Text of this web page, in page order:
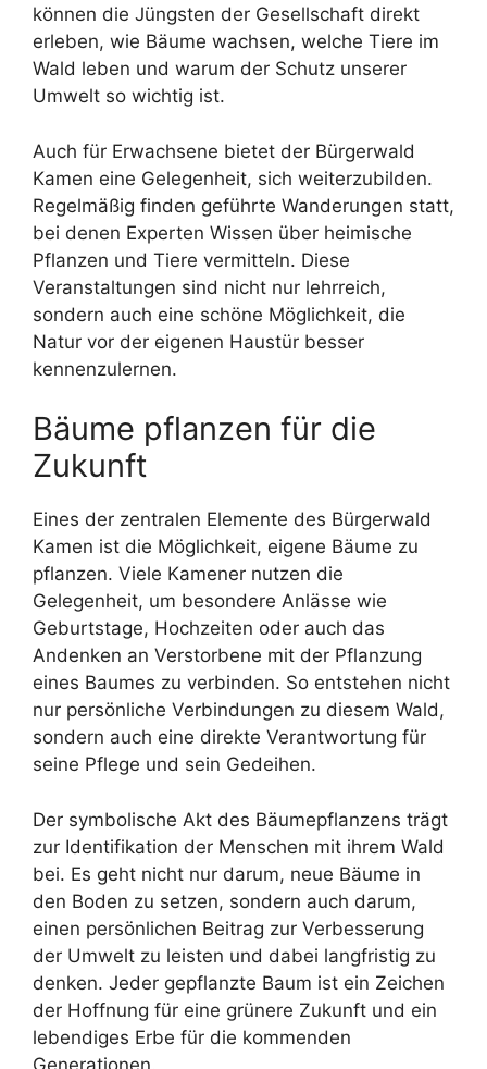
können die Jüngsten der Gesellschaft direkt
erleben, wie Bäume wachsen, welche Tiere im
Wald leben und warum der Schutz unserer
Umwelt so wichtig ist.
Auch für Erwachsene bietet der Bürgerwald
Kamen eine Gelegenheit, sich weiterzubilden.
Regelmäßig finden geführte Wanderungen statt,
bei denen Experten Wissen über heimische
Pflanzen und Tiere vermitteln. Diese
Veranstaltungen sind nicht nur lehrreich,
sondern auch eine schöne Möglichkeit, die
Natur vor der eigenen Haustür besser
kennenzulernen.
Bäume pflanzen für die
Zukunft
Eines der zentralen Elemente des Bürgerwald
Kamen ist die Möglichkeit, eigene Bäume zu
pflanzen. Viele Kamener nutzen die
Gelegenheit, um besondere Anlässe wie
Geburtstage, Hochzeiten oder auch das
Andenken an Verstorbene mit der Pflanzung
eines Baumes zu verbinden. So entstehen nicht
nur persönliche Verbindungen zu diesem Wald,
sondern auch eine direkte Verantwortung für
seine Pflege und sein Gedeihen.
Der symbolische Akt des Bäumepflanzens trägt
zur Identifikation der Menschen mit ihrem Wald
bei. Es geht nicht nur darum, neue Bäume in
den Boden zu setzen, sondern auch darum,
einen persönlichen Beitrag zur Verbesserung
der Umwelt zu leisten und dabei langfristig zu
denken. Jeder gepflanzte Baum ist ein Zeichen
der Hoffnung für eine grünere Zukunft und ein
lebendiges Erbe für die kommenden
Generationen.